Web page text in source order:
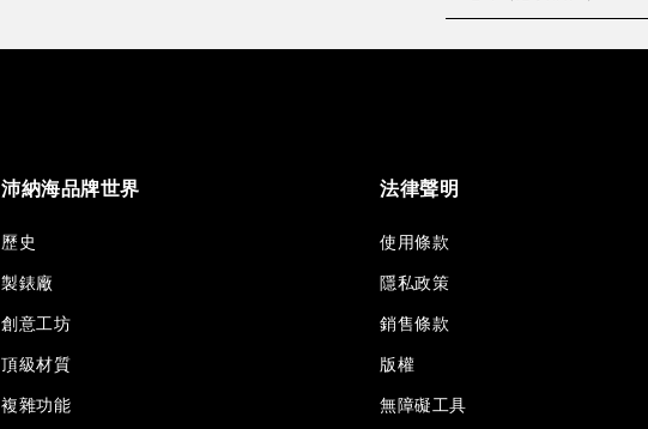
沛納海品牌世界
歷史
製錶廠
創意工坊
頂級材質
複雜功能
法律聲明
使用條款
隱私政策
銷售條款
版權
無障礙工具